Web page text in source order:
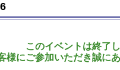
このイベントは終了し
様にご参加いただき誠に